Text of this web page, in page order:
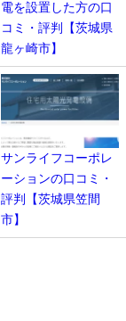
電を設置した方の口
コミ・評判【茨城県
龍ヶ崎市】
サンライフコーポレ
ーションの口コミ・
評判【茨城県笠間
市】